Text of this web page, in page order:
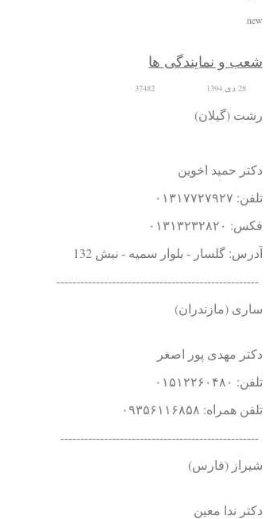
new
شعب و نمایندگی ها
28 دی 1394 37482
رشت (گیلان)
دکتر حمید اخوین
تلفن: ۰۱۳۱۷۷۲۷۹۲۷
فکس: ۰۱۳۱۳۲۳۲۸۲۰
آدرس: گلسار - بلوار سمیه - نبش 132
---------------------------------------------------
ساری (مازندران)
دکتر مهدی پور اصغر
تلفن: ۰۱۵۱۲۲۶۰۴۸۰
تلفن همراه: ۰۹۳۵۶۱۱۶۸۵۸
--------------------------------------------------
شیراز (فارس)
دکتر ندا معین